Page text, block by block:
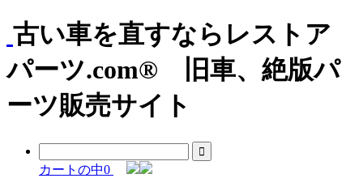
古い車を直すならレストア
パーツ.com® 旧車、絶版パ
ーツ販売サイト
カートの中0